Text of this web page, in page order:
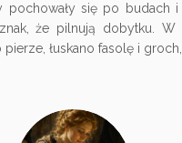
pochowały się po budach
że pilnują dobytku. W
łuskano fasolę i groch,